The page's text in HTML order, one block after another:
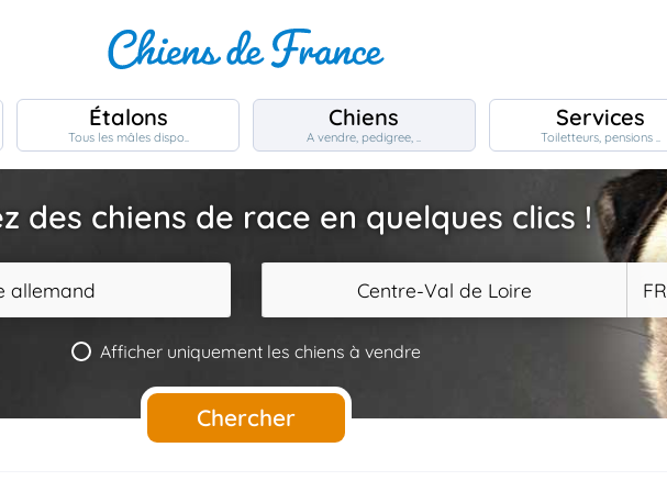
Étalons
Tous les mâles dispo..
Chiens
A vendre, pedigree, ..
Services
Toiletteurs, pensions ..
des chiens de race en quelques clics !
allemand Centre-Val de Loire FR
Afficher uniquement les chiens à vendre
Chercher